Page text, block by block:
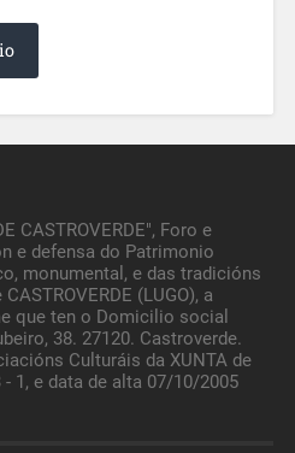
CASTROVERDE", Foro e
e defensa do Patrimonio
monumental, e das tradicións
(LUGO), a
que ten o Domicilio social
38. 27120. Castroverde.
Culturáis da XUNTA de
1, e data de alta 07/10/2005